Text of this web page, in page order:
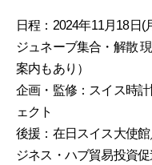
日程：2024年11月18日(
ジュネーブ集合・解散
案内もあり）
企画・監修：スイス時
ェクト
後援：在日スイス大使
ジネス・ハブ貿易投資促